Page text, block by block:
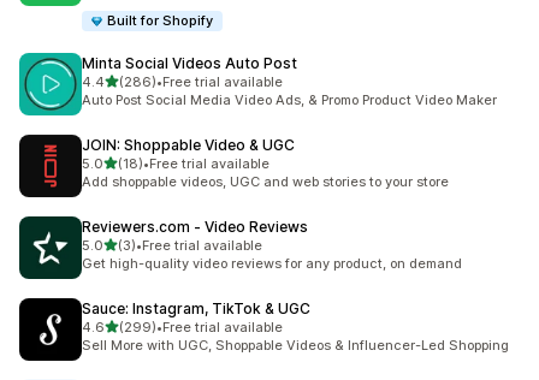
Built for Shopify
Minta Social Videos Auto Post
4.4별 5개 중
(286)
총 리뷰 286개
•Free trial available
Auto Post Social Media Video Ads, & Promo Product Video Maker
JOIN: Shoppable Video & UGC
5.0별 5개 중
(18)
총 리뷰 18개
•Free trial available
Add shoppable videos, UGC and web stories to your store
Reviewers.com ‑ Video Reviews
5.0별 5개 중
(3)
총 리뷰 3개
•Free trial available
Get high-quality video reviews for any product, on demand
Sauce: Instagram, TikTok & UGC
4.6별 5개 중
(299)
총 리뷰 299개
•Free trial available
Sell More with UGC, Shoppable Videos & Influencer-Led Shopping